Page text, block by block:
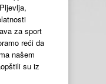
za sport
reći da
našem
su iz